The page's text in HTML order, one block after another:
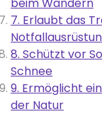
7. Erlaubt das
8. Schützt vor
Schnee
9. Ermöglicht
der Natur